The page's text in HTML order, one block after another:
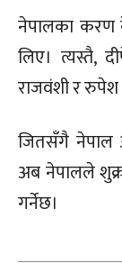
नेपालका करण
लिए। त्यस्तै,
राजवंशी र
जितसँगै नेपाल
अब नेपालले
गर्नेछ।